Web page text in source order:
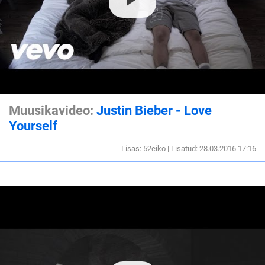
Muusikavideo: Justin Bieber - Love
Yourself
Lisas: 52eiko | Lisatud: 28.03.2016 17:16